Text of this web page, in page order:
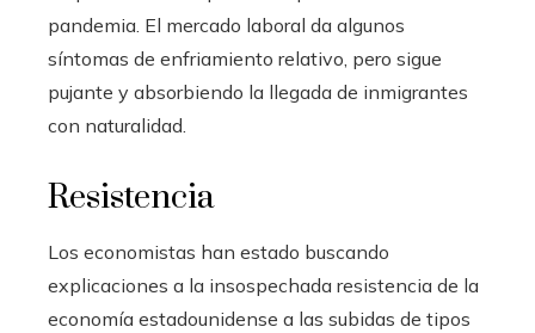
pandemia. El mercado laboral da algunos
síntomas de enfriamiento relativo, pero sigue
pujante y absorbiendo la llegada de inmigrantes
con naturalidad.
Resistencia
Los economistas han estado buscando
explicaciones a la insospechada resistencia de la
economía estadounidense a las subidas de tipos